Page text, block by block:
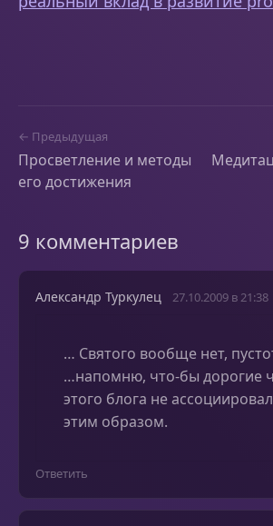
← Предыдущая
Просветление и методы
его достижения
9 комментариев
Александр Туркулец 27.10.2009 в 21:38
… Святого вообще нет,
…напомню, что-бы дорогие
этого блога не
этим образом.
Ответить